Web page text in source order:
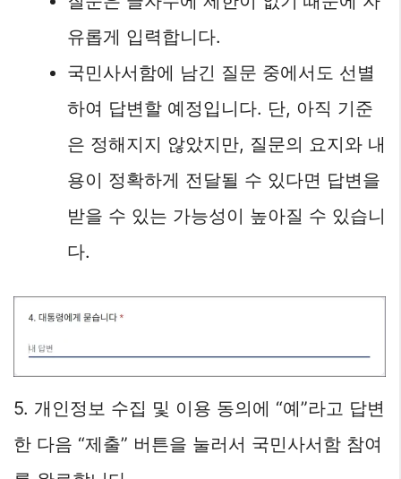
유롭게 입력합니다.
국민사서함에 남긴 질문 중에서도 선별
하여 답변할 예정입니다. 단, 아직 기준
은 정해지지 않았지만, 질문의 요지와 내
용이 정확하게 전달될 수 있다면 답변을
받을 수 있는 가능성이 높아질 수 있습니
다.
5. 개인정보 수집 및 이용 동의에 “예”라고 답변
한 다음 “제출” 버튼을 눌러서 국민사서함 참여